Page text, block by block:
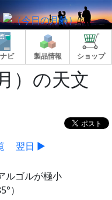
ビ 製品情報 ショップ
）の天文
翌日 ▶
ルゴルが極小
）